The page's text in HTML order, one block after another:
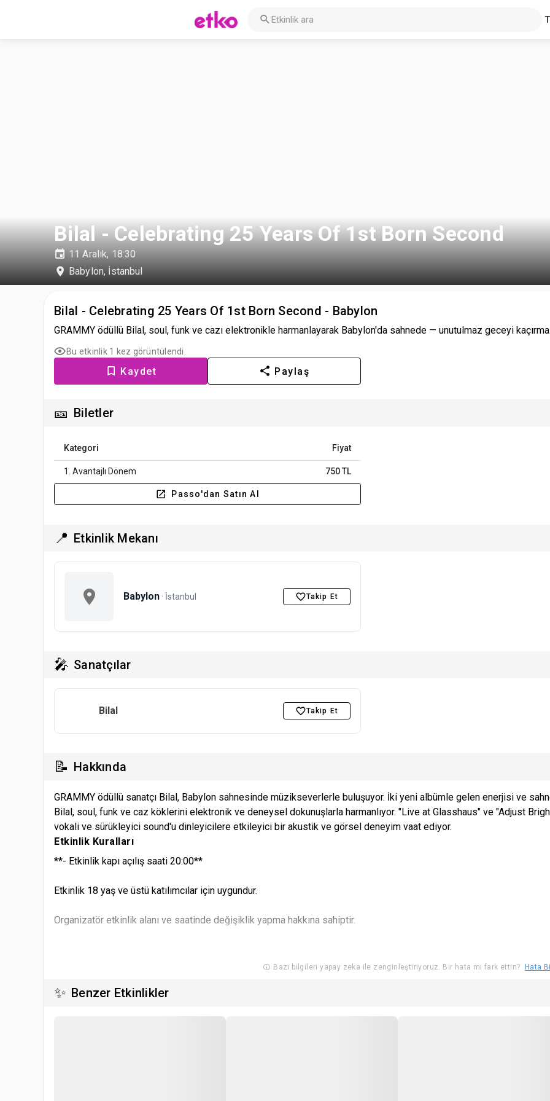
Bilal - Celebrating 25 Years Of 1st Born Second
11 Aralık, 18:30
Babylon, İstanbul
Bilal - Celebrating 25 Years Of 1st Born Second - Babylon
GRAMMY ödüllü Bilal, soul, funk ve cazı elektronikle harmanlayarak Babylon'da sahnede — unutulmaz geceyi
Bu etkinlik 1 kez görüntülendi.
Kaydet Paylaş
🎫 Biletler
Kategori Fiyat
1. Avantajlı Dönem 750 TL
Passo'dan Satın Al
📍 Etkinlik Mekanı
Babylon · İstanbul Takip Et
🎤 Sanatçılar
Bilal Takip Et
📝 Hakkında
GRAMMY ödüllü sanatçı Bilal, Babylon sahnesinde müzikseverlerle buluşuyor. İki yeni albümle gelen enerjisi ve
Bilal, soul, funk ve caz köklerini elektronik ve deneysel dokunuşlarla harmanlıyor. "Live at Glasshaus" ve "Adjust
vokali ve sürükleyici sound'u dinleyicilere etkileyici bir akustik ve görsel deneyim vaat ediyor.
Etkinlik Kuralları
** - Etkinlik kapı açılış saati 20:00**
Etkinlik 18 yaş ve üstü katılımcılar için uygundur.
Organizatör etkinlik alanı ve saatinde değişiklik yapma hakkına sahiptir.
Bazı bilgileri yapay zeka ile zenginleştiriyoruz. Bir hata mı fark ettin? Hata
✨ Benzer Etkinlikler